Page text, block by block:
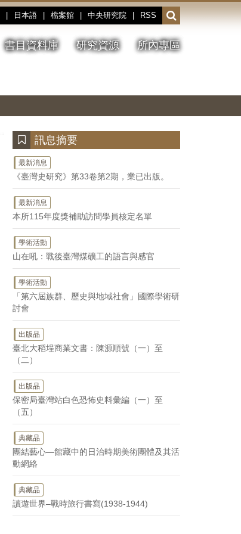
日本語 檔案館 中央研究院 RSS
開
啟
或
收
書目資料庫 研究資源 所內專區
停、
圖
圖
結
訊息摘要
最新消息
《臺灣史研究》第33卷第2期，業已出版。
最新消息
本所115年度獎補助訪問學員核定名單
學術活動
山在吼：戰後臺灣煤礦工的語言與感官
學術活動
「第六屆族群、歷史與地域社會」國際學術研
討會
出版品
臺北大稻埕商業文書：陳源順號（一）至
（二）
出版品
保密局臺灣站白色恐怖史料彙編（一）至
（五）
典藏品
團結藝心—館藏中的日治時期美術團體及其活
動網絡
典藏品
讀遊世界–戰時旅行書寫(1938-1944)